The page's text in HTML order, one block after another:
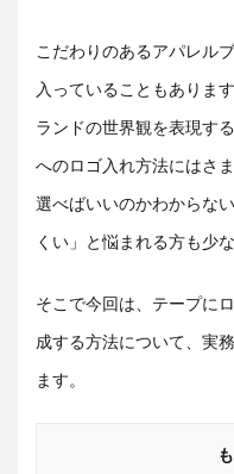
こだわりのあるアパレル
入っていることもありま
ランドの世界観を表現す
へのロゴ入れ方法にはさ
選べばいいのかわからな
くい」と悩まれる方も少
そこで今回は、テープに
成する方法について、実
ます。